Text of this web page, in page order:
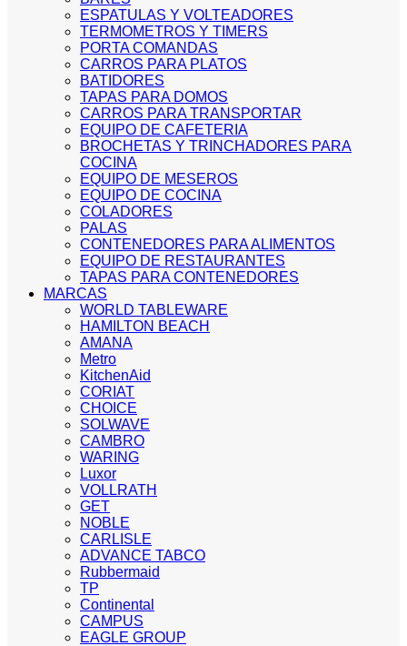
ESPATULAS Y VOLTEADORES
TERMOMETROS Y TIMERS
PORTA COMANDAS
CARROS PARA PLATOS
BATIDORES
TAPAS PARA DOMOS
CARROS PARA TRANSPORTAR
EQUIPO DE CAFETERIA
BROCHETAS Y TRINCHADORES PARA
COCINA
EQUIPO DE MESEROS
EQUIPO DE COCINA
COLADORES
PALAS
CONTENEDORES PARA ALIMENTOS
EQUIPO DE RESTAURANTES
TAPAS PARA CONTENEDORES
MARCAS
WORLD TABLEWARE
HAMILTON BEACH
AMANA
Metro
KitchenAid
CORIAT
CHOICE
SOLWAVE
CAMBRO
WARING
Luxor
VOLLRATH
GET
NOBLE
CARLISLE
ADVANCE TABCO
Rubbermaid
TP
Continental
CAMPUS
EAGLE GROUP